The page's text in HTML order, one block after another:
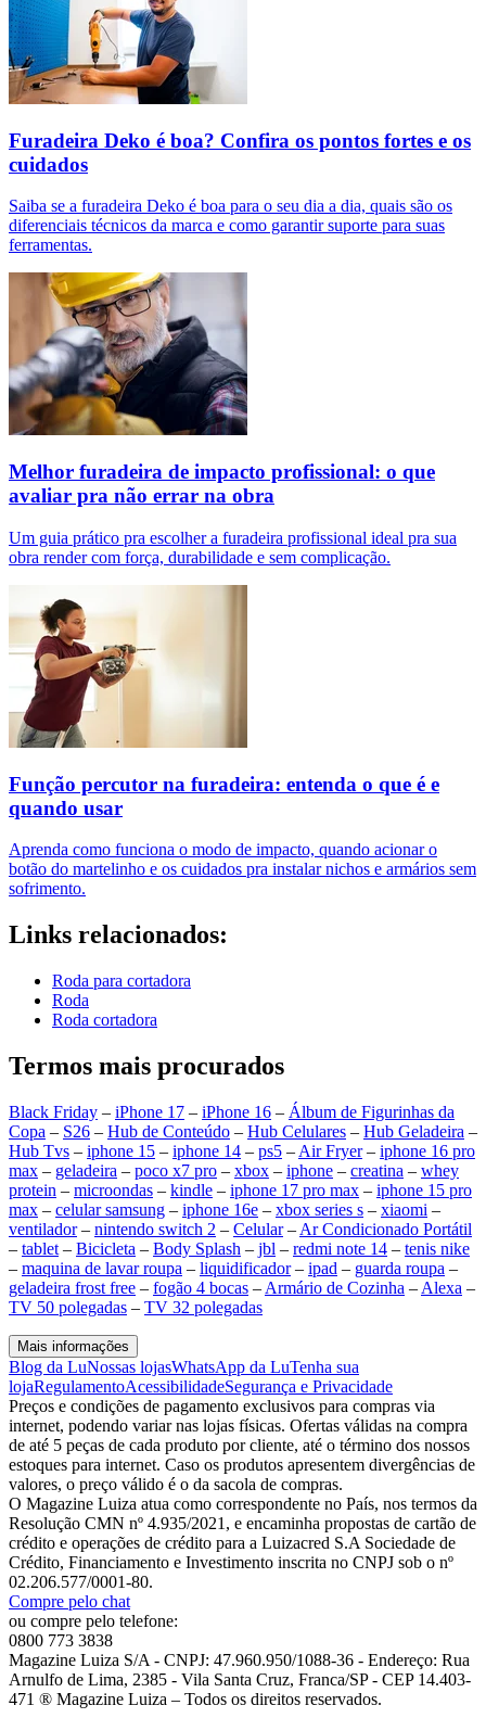
Furadeira Deko é boa? Confira os pontos fortes e os
cuidados
Saiba se a furadeira Deko é boa para o seu dia a dia, quais são os
diferenciais técnicos da marca e como garantir suporte para suas
ferramentas.
Melhor furadeira de impacto profissional: o que
avaliar pra não errar na obra
Um guia prático pra escolher a furadeira profissional ideal pra sua
obra render com força, durabilidade e sem complicação.
Função percutor na furadeira: entenda o que é e
quando usar
Aprenda como funciona o modo de impacto, quando acionar o
botão do martelinho e os cuidados pra instalar nichos e armários sem
sofrimento.
Links relacionados:
Roda para cortadora
Roda
Roda cortadora
Termos mais procurados
Black Friday – iPhone 17 – iPhone 16 – Álbum de Figurinhas da
Copa – S26 – Hub de Conteúdo – Hub Celulares – Hub Geladeira –
Hub Tvs – iphone 15 – iphone 14 – ps5 – Air Fryer– iphone 16 pro
max – geladeira – poco x7 pro – xbox – iphone – creatina – whey
protein – microondas – kindle – iphone 17 pro max – iphone 15 pro
max – celular samsung – iphone 16e – xbox series s – xiaomi –
ventilador– nintendo switch 2 – Celular– Ar Condicionado Portátil
– tablet – Bicicleta – Body Splash – jbl – redmi note 14 – tenis nike
– maquina de lavar roupa – liquidificador– ipad – guarda roupa –
geladeira frost free – fogão 4 bocas – Armário de Cozinha – Alexa –
TV 50 polegadas – TV 32 polegadas
Mais informações
Blog da LuNossas lojasWhatsApp da LuTenha sua
lojaRegulamentoAcessibilidadeSegurança e Privacidade
Preços e condições de pagamento exclusivos para compras via
internet, podendo variar nas lojas físicas. Ofertas válidas na compra
de até 5 peças de cada produto por cliente, até o término dos nossos
estoques para internet. Caso os produtos apresentem divergências de
valores, o preço válido é o da sacola de compras.
O Magazine Luiza atua como correspondente no País, nos termos da
Resolução CMN nº 4.935/2021, e encaminha propostas de cartão de
crédito e operações de crédito para a Luizacred S.A Sociedade de
Crédito, Financiamento e Investimento inscrita no CNPJ sob o nº
02.206.577/0001-80.
Compre pelo chat
ou compre pelo telefone:
0800 773 3838
Magazine Luiza S/A - CNPJ: 47.960.950/1088-36 - Endereço: Rua
Arnulfo de Lima, 2385 - Vila Santa Cruz, Franca/SP - CEP 14.403-
471 ® Magazine Luiza – Todos os direitos reservados.